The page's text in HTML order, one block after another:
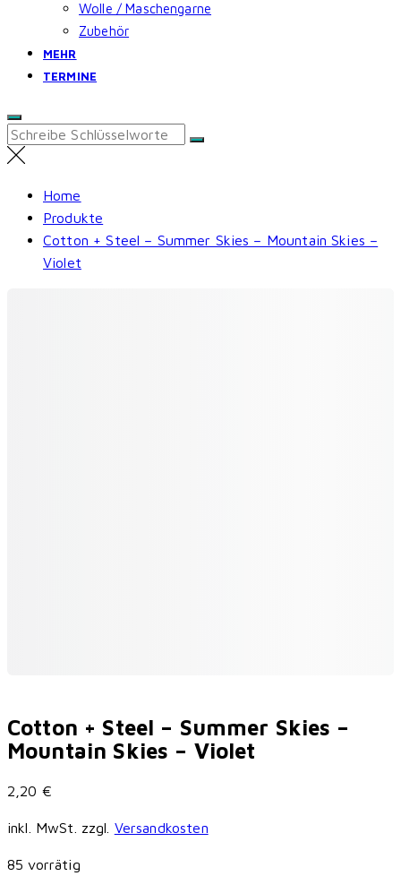
Wolle / Maschengarne
Zubehör
MEHR
TERMINE
Search
for:
Home
Produkte
Cotton + Steel – Summer Skies – Mountain Skies –
Violet
Cotton + Steel – Summer Skies –
Mountain Skies – Violet
2,20 €
inkl. MwSt. zzgl. Versandkosten
85 vorrätig